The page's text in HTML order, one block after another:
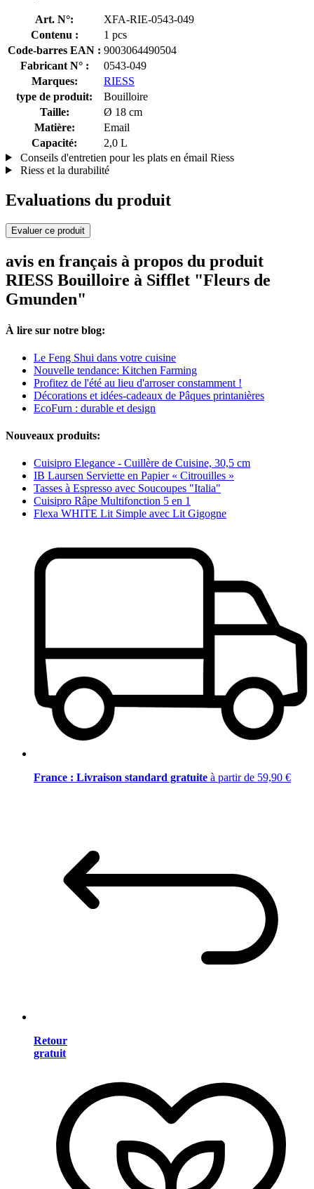
Art. N°:
XFA-RIE-0543-049
Contenu :
1 pcs
Code-barres EAN : 9003064490504
Fabricant N° :
0543-049
Marques:
RIESS
type de produit:
Bouilloire
Taille:
Ø 18 cm
Matière:
Email
Capacité:
2,0 L
Conseils d'entretien pour les plats en émail Riess
Riess et la durabilité
Evaluations du produit
Evaluer ce produit
avis en français à propos du produit
RIESS Bouilloire à Sifflet "Fleurs de
Gmunden"
À lire sur notre blog:
Le Feng Shui dans votre cuisine
Nouvelle tendance: Kitchen Farming
Profitez de l'été au lieu d'arroser constamment !
Décorations et idées-cadeaux de Pâques printanières
EcoFurn : durable et design
Nouveaux produits:
Cuisipro Elegance - Cuillère de Cuisine, 30,5 cm
IB Laursen Serviette en Papier « Citrouilles »
Tasses à Espresso avec Soucoupes "Italia"
Cuisipro Râpe Multifonction 5 en 1
Flexa WHITE Lit Simple avec Lit Gigogne
France : Livraison standard gratuite à partir de 59,90 €
Retour
gratuit